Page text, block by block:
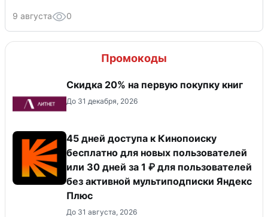
9 августа 0
Промокоды
Скидка 20% на первую покупку книг
До 31 декабря, 2026
45 дней доступа к Кинопоиску
бесплатно для новых пользователей
или 30 дней за 1 ₽ для пользователей
без активной мультиподписки Яндекс
Плюс
До 31 августа, 2026